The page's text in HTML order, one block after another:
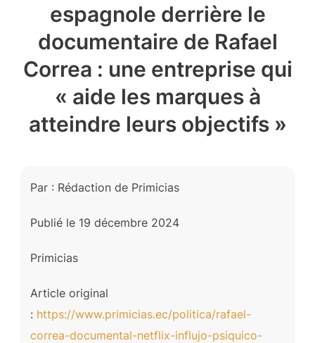
espagnole derrière le
documentaire de Rafael
Correa : une entreprise qui
« aide les marques à
atteindre leurs objectifs »
Par : Rédaction de Primicias
Publié le 19 décembre 2024
Primicias
Article original
: https://www.primicias.ec/politica/rafael-
correa-documental-netflix-influjo-psiquico-